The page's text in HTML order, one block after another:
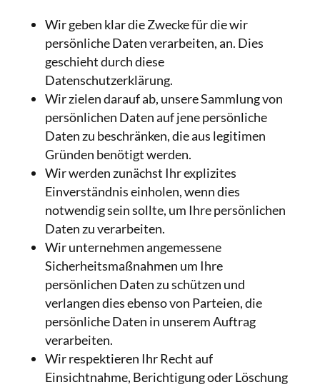
Wir geben klar die Zwecke für die wir
persönliche Daten verarbeiten, an. Dies
geschieht durch diese
Datenschutzerklärung.
Wir zielen darauf ab, unsere Sammlung von
persönlichen Daten auf jene persönliche
Daten zu beschränken, die aus legitimen
Gründen benötigt werden.
Wir werden zunächst Ihr explizites
Einverständnis einholen, wenn dies
notwendig sein sollte, um Ihre persönlichen
Daten zu verarbeiten.
Wir unternehmen angemessene
Sicherheitsmaßnahmen um Ihre
persönlichen Daten zu schützen und
verlangen dies ebenso von Parteien, die
persönliche Daten in unserem Auftrag
verarbeiten.
Wir respektieren Ihr Recht auf
Einsichtnahme, Berichtigung oder Löschung